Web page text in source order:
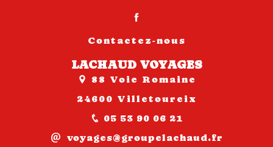
Contactez-nous
LACHAUD VOYAGES
88 Voie Romaine
24600 Villetoureix
05 53 90 06 21
voyages@groupelachaud.fr